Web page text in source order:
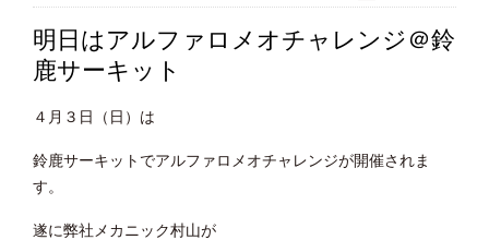
明日はアルファロメオチャレンジ＠鈴
鹿サーキット
４月３日（日）は
鈴鹿サーキットでアルファロメオチャレンジが開催されま
す。
遂に弊社メカニック村山が